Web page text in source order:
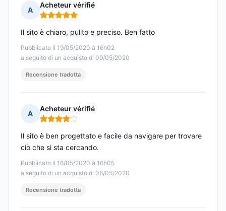
A
Acheteur vérifié
Nota: 5 su 5
Pubblicato il 19/05/2020 à 16h02
a seguito di un acquisto di 09/05/2020
Il sito è chiaro, pulito e preciso. Ben fatto
Recensione tradotta
A
Acheteur vérifié
Nota: 4 su 5
Pubblicato il 16/05/2020 à 16h05
a seguito di un acquisto di 06/05/2020
Il sito è ben progettato e facile da navigare per trovare
ciò che si sta cercando.
Recensione tradotta